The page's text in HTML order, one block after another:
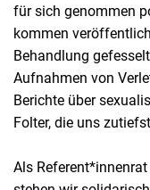
für sich genommen
kommen
Behandlung
Aufnahmen von
Berichte über
Folter, die uns
Als